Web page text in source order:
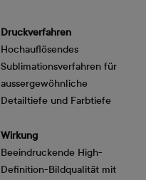
Druckverfahren
Hochauflösendes
Sublimationsverfahren für
aussergewöhnliche
Detailtiefe und Farbtiefe
Wirkung
Beeindruckende High-
Definition-Bildqualität mit